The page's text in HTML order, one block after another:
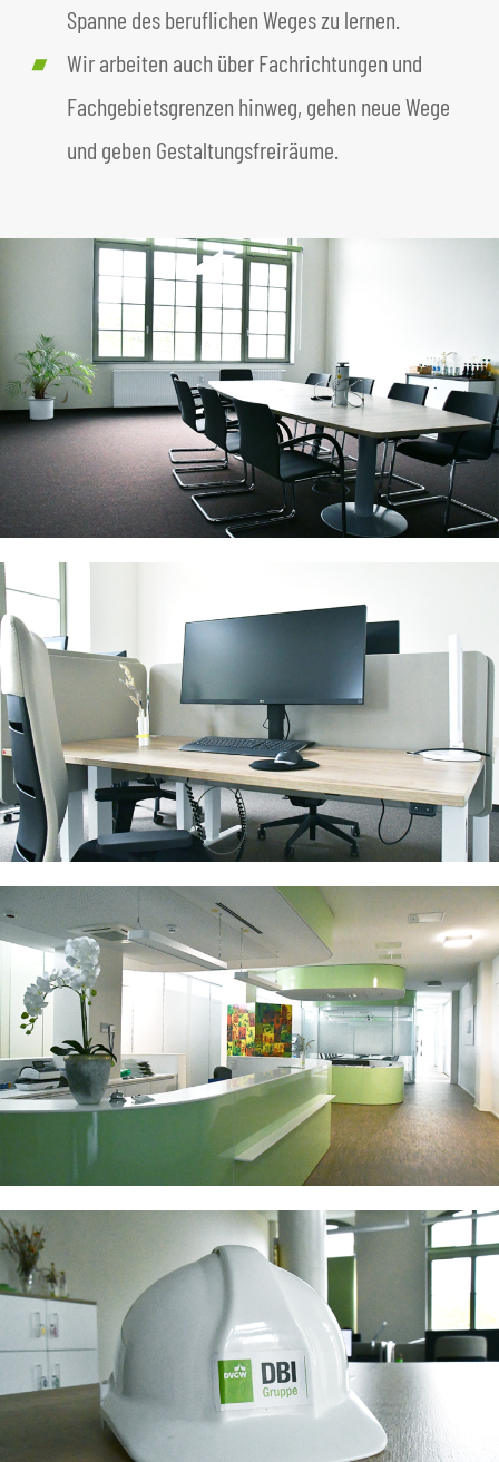
Spanne des beruflichen Weges zu lernen.
Wir arbeiten auch über Fachrichtungen und
Fachgebietsgrenzen hinweg, gehen neue Wege
und geben Gestaltungsfreiräume.